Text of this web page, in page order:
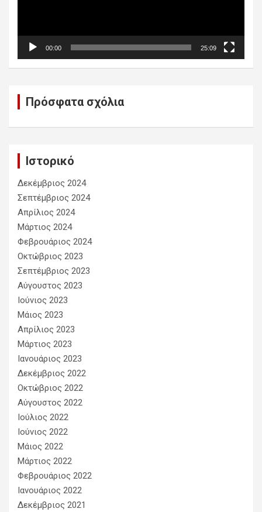
00:00 25:09
Πρόσφατα σχόλια
Ιστορικό
Δεκέμβριος 2024
Σεπτέμβριος 2024
Απρίλιος 2024
Μάρτιος 2024
Φεβρουάριος 2024
Οκτώβριος 2023
Σεπτέμβριος 2023
Αύγουστος 2023
Ιούνιος 2023
Μάιος 2023
Απρίλιος 2023
Μάρτιος 2023
Ιανουάριος 2023
Δεκέμβριος 2022
Οκτώβριος 2022
Αύγουστος 2022
Ιούλιος 2022
Ιούνιος 2022
Μάιος 2022
Μάρτιος 2022
Φεβρουάριος 2022
Ιανουάριος 2022
Δεκέμβριος 2021